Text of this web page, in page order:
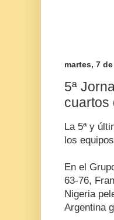
martes, 7
5ª
cuartos
La 5ª y
los
En el
63-76,
Nigeria
Argentina